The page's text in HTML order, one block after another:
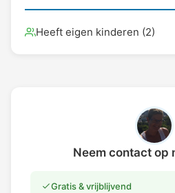
Heeft eigen kinderen (2)
Neem contact op
Gratis & vrijblijvend